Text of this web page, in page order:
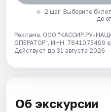
2 шаг. Выберите
до
Реклама. ООО "КАССИР.РУ-
ОПЕРАТОР", ИНН: 7841075409
Действует до 31 августа 2026
Об экскурсии